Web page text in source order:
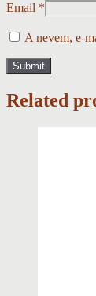
Email *
A nevem, e-
Related